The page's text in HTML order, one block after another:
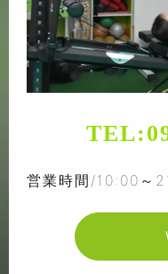
TEL:
営業時間/10:00～